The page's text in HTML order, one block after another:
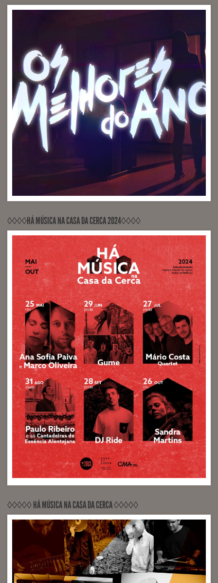
RECORDED, MIXED, RELEASED PontoZurca (Engineer
Sérgio Milhano)
◊◊◊◊HÁ MÚSICA NA CASA DA CERCA 2024◊◊◊◊
◊◊◊◊◊ HÁ MÚSICA NA CASA DA CERCA ◊◊◊◊◊